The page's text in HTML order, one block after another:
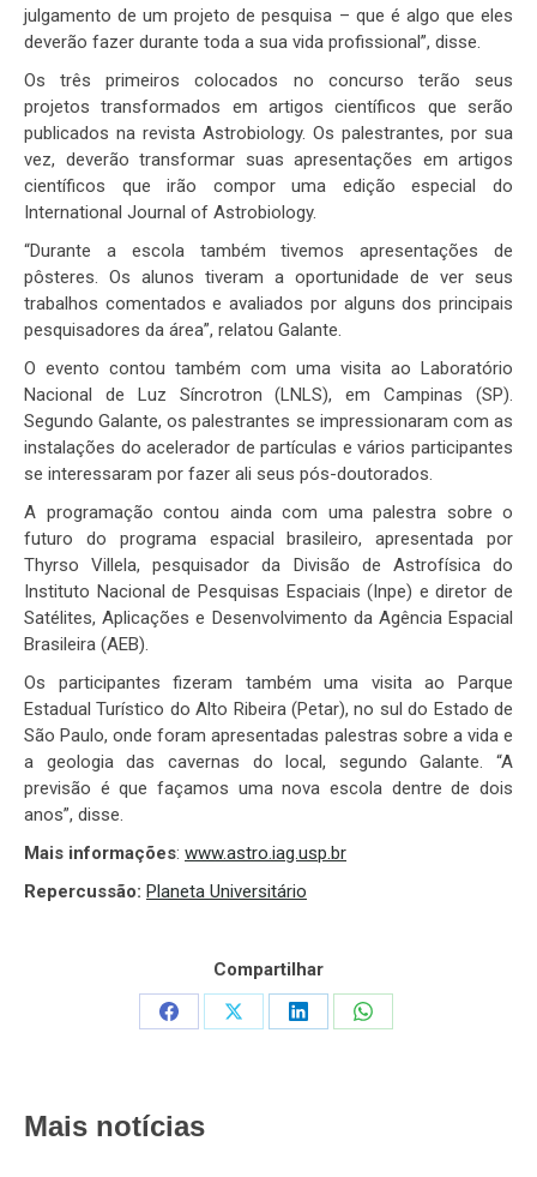
julgamento de um projeto de pesquisa – que é algo que eles
deverão fazer durante toda a sua vida profissional”, disse.
Os três primeiros colocados no concurso terão seus
projetos transformados em artigos científicos que serão
publicados na revista Astrobiology. Os palestrantes, por sua
vez, deverão transformar suas apresentações em artigos
científicos que irão compor uma edição especial do
International Journal of Astrobiology.
“Durante a escola também tivemos apresentações de
pôsteres. Os alunos tiveram a oportunidade de ver seus
trabalhos comentados e avaliados por alguns dos principais
pesquisadores da área”, relatou Galante.
O evento contou também com uma visita ao Laboratório
Nacional de Luz Síncrotron (LNLS), em Campinas (SP).
Segundo Galante, os palestrantes se impressionaram com as
instalações do acelerador de partículas e vários participantes
se interessaram por fazer ali seus pós-doutorados.
A programação contou ainda com uma palestra sobre o
futuro do programa espacial brasileiro, apresentada por
Thyrso Villela, pesquisador da Divisão de Astrofísica do
Instituto Nacional de Pesquisas Espaciais (Inpe) e diretor de
Satélites, Aplicações e Desenvolvimento da Agência Espacial
Brasileira (AEB).
Os participantes fizeram também uma visita ao Parque
Estadual Turístico do Alto Ribeira (Petar), no sul do Estado de
São Paulo, onde foram apresentadas palestras sobre a vida e
a geologia das cavernas do local, segundo Galante. “A
previsão é que façamos uma nova escola dentre de dois
anos”, disse.
Mais informações: www.astro.iag.usp.br
Repercussão: Planeta Universitário
Compartilhar
Share
Share
Share
Share
Mais notícias